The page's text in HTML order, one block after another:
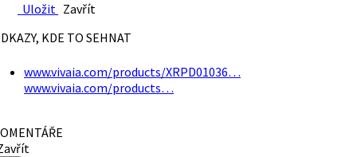
Uložit Zavřít
KDE TO SEHNAT
www.vivaia.com/products/XRPD01036…
www.vivaia.com/products…